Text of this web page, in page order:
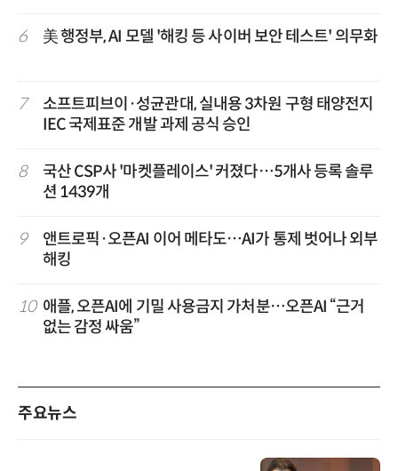
6 美 행정부, AI 모델 '해킹 등 사이버 보안 테스트' 의무화
7
소프트피브이·성균관대, 실내용 3차원 구형 태양전지
IEC 국제표준 개발 과제 공식 승인
8
국산 CSP사 '마켓플레이스' 커졌다…5개사 등록 솔루
션 1439개
9
앤트로픽·오픈AI 이어 메타도…AI가 통제 벗어나 외부
해킹
10 애플, 오픈AI에 기밀 사용금지 가처분…오픈AI “근거
없는 감정 싸움”
주요뉴스